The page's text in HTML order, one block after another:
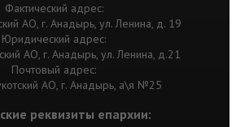
Фактический адрес:
АО, г. Анадырь, ул. Ленина, д. 19
Юридический адрес:
АО, г. Анадырь, ул. Ленина, д.21
Почтовый адрес:
АО, г. Анадырь, а\я №25
реквизиты епархии: